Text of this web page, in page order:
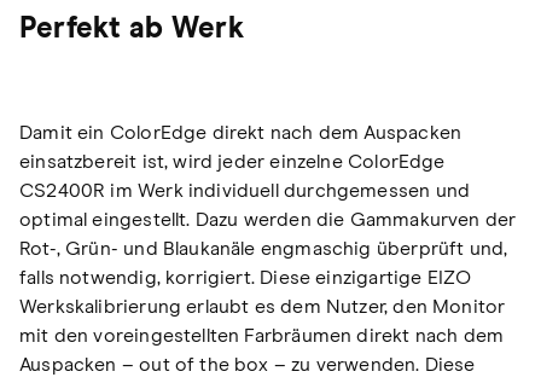
Perfekt ab Werk
Damit ein ColorEdge direkt nach dem Auspacken
einsatzbereit ist, wird jeder einzelne ColorEdge
CS2400R im Werk individuell durchgemessen und
optimal eingestellt. Dazu werden die Gammakurven der
Rot-, Grün- und Blaukanäle engmaschig überprüft und,
falls notwendig, korrigiert. Diese einzigartige EIZO
Werkskalibrierung erlaubt es dem Nutzer, den Monitor
mit den voreingestellten Farbräumen direkt nach dem
Auspacken – out of the box – zu verwenden. Diese